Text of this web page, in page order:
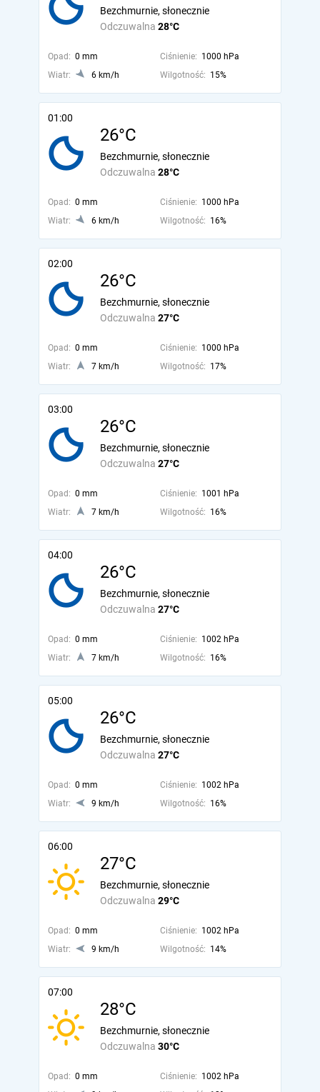
Odczuwalna 28°C
Bezchmurnie, słonecznie
Opad: 0 mm Ciśnienie: 1000 hPa
Wiatr:
6 km/h Wilgotność: 15%
01:00
26°C
Odczuwalna 28°C
Bezchmurnie, słonecznie
Opad: 0 mm Ciśnienie: 1000 hPa
Wiatr:
6 km/h Wilgotność: 16%
02:00
26°C
Odczuwalna 27°C
Bezchmurnie, słonecznie
Opad: 0 mm Ciśnienie: 1000 hPa
Wiatr:
7 km/h Wilgotność: 17%
03:00
26°C
Odczuwalna 27°C
Bezchmurnie, słonecznie
Opad: 0 mm Ciśnienie: 1001 hPa
Wiatr:
7 km/h Wilgotność: 16%
04:00
26°C
Odczuwalna 27°C
Bezchmurnie, słonecznie
Opad: 0 mm Ciśnienie: 1002 hPa
Wiatr:
7 km/h Wilgotność: 16%
05:00
26°C
Odczuwalna 27°C
Bezchmurnie, słonecznie
Opad: 0 mm Ciśnienie: 1002 hPa
Wiatr:
9 km/h Wilgotność: 16%
06:00
27°C
Odczuwalna 29°C
Bezchmurnie, słonecznie
Opad: 0 mm Ciśnienie: 1002 hPa
Wiatr:
9 km/h Wilgotność: 14%
07:00
28°C
Odczuwalna 30°C
Bezchmurnie, słonecznie
Opad: 0 mm Ciśnienie: 1002 hPa